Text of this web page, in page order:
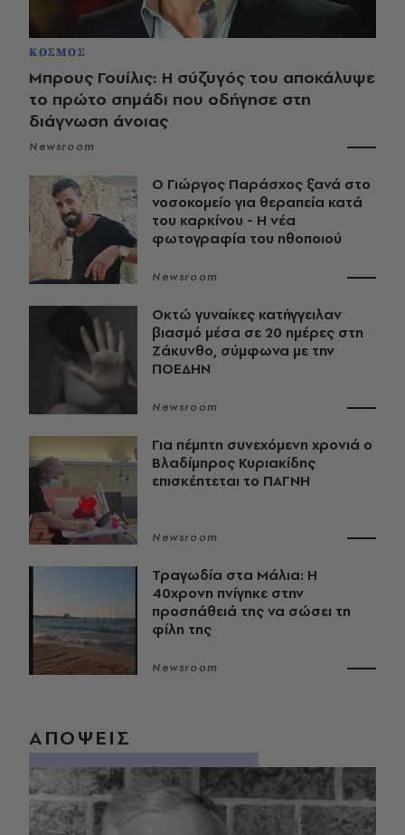
ΚΟΣΜΟΣ
Μπρους Γουίλις: Η σύζυγός του αποκάλυψε
το πρώτο σημάδι που οδήγησε στη
διάγνωση άνοιας
Newsroom
O Γιώργος Παράσχος ξανά στο
νοσοκομείο για θεραπεία κατά
του καρκίνου - Η νέα
φωτογραφία του ηθοποιού
Newsroom
Οκτώ γυναίκες κατήγγειλαν
βιασμό μέσα σε 20 ημέρες στη
Ζάκυνθο, σύμφωνα με την
ΠΟΕΔΗΝ
Newsroom
Για πέμπτη συνεχόμενη χρονιά ο
Βλαδίμηρος Κυριακίδης
επισκέπτεται το ΠΑΓΝΗ
Newsroom
Τραγωδία στα Μάλια: Η
40χρονη πνίγηκε στην
προσπάθειά της να σώσει τη
φίλη της
Newsroom
ΑΠΟΨΕΙΣ